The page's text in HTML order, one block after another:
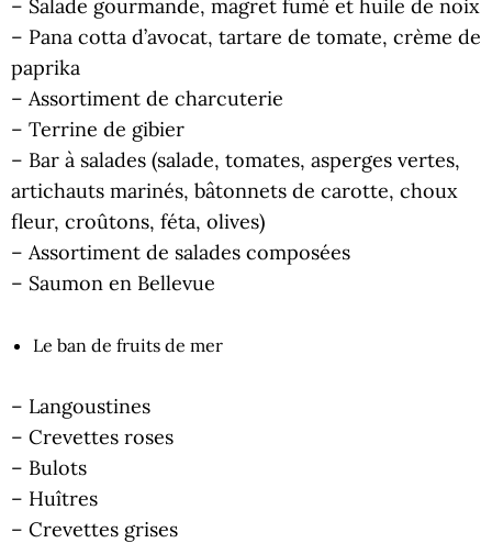
– Salade gourmande, magret fumé et huile de noix
– Pana cotta d’avocat, tartare de tomate, crème de
paprika
– Assortiment de charcuterie
– Terrine de gibier
– Bar à salades (salade, tomates, asperges vertes,
artichauts marinés, bâtonnets de carotte, choux
fleur, croûtons, féta, olives)
– Assortiment de salades composées
– Saumon en Bellevue
Le ban de fruits de mer
– Langoustines
– Crevettes roses
– Bulots
– Huîtres
– Crevettes grises